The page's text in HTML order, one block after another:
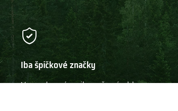
Iba špičkové značky
V ponuke máme iba naše výrobky a